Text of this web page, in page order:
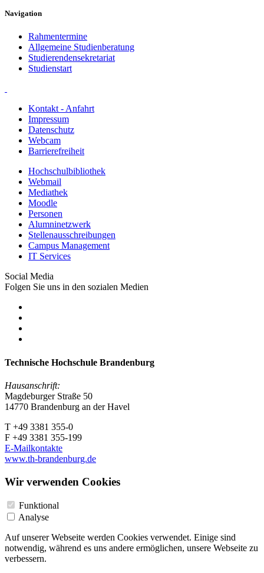
Navigation
Rahmentermine
Allgemeine Studienberatung
Studierendensekretariat
Studienstart
Kontakt - Anfahrt
Impressum
Datenschutz
Webcam
Barrierefreiheit
Hochschulbibliothek
Webmail
Mediathek
Moodle
Personen
Alumninetzwerk
Stellenausschreibungen
Campus Management
IT Services
Social Media
Folgen Sie uns in den sozialen Medien
Technische Hochschule Brandenburg
Hausanschrift:
Magdeburger Straße 50
14770 Brandenburg an der Havel
T +49 3381 355-0
F +49 3381 355-199
E-Mailkontakte
www.th-brandenburg.de
Wir verwenden Cookies
Funktional
Analyse
Auf unserer Webseite werden Cookies verwendet. Einige sind
notwendig, während es uns andere ermöglichen, unsere Webseite zu
verbessern.